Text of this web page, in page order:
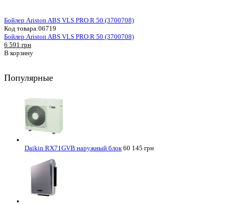
Бойлер Ariston ABS VLS PRO R 50 (3700708)
Код товара:06719
Бойлер Ariston ABS VLS PRO R 50 (3700708)
6 591 грн
В корзину
Популярные
Daikin RX71GVB наружный блок 60 145 грн